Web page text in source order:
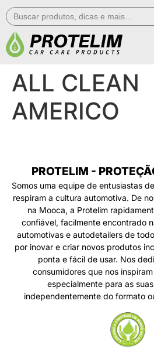
Search
for:
ALL CLEAN
AMERICO
PROTELIM -
Somos uma equipe de entusiastas
respiram a cultura automotiva. De
na Mooca, a Protelim
confiável, facilmente encontrado
automotivas e autodetailers de
por inovar e criar novos produtos
ponta e fácil de usar. Nos
consumidores que nos
especialmente para as
independentemente do formato